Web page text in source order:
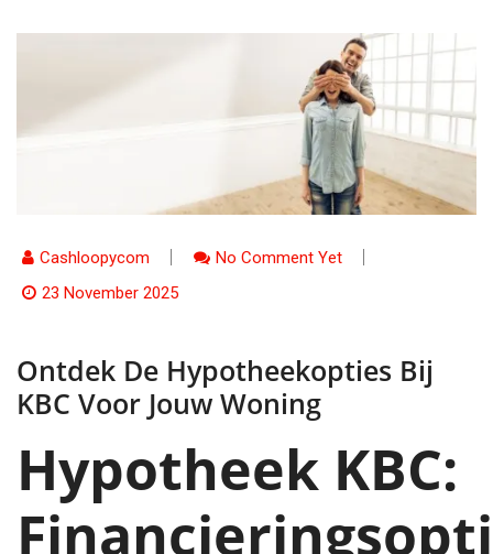
Cashloopycom
No Comment Yet
23 November 2025
Ontdek De Hypotheekopties Bij
KBC Voor Jouw Woning
Hypotheek KBC: